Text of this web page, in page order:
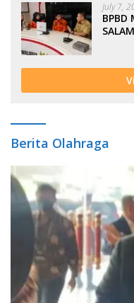
July 7,
Berita Olahraga